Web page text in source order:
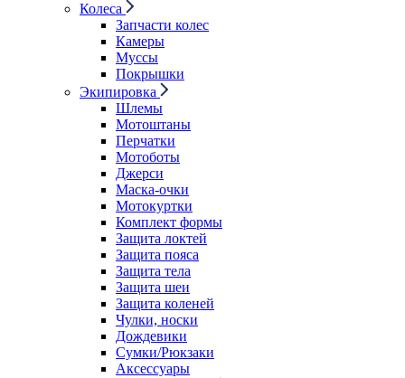
Колеса
Запчасти колес
Камеры
Муссы
Покрышки
Экипировка
Шлемы
Мотоштаны
Перчатки
Мотоботы
Джерси
Маска-очки
Мотокуртки
Комплект формы
Защита локтей
Защита пояса
Защита тела
Защита шеи
Защита коленей
Чулки, носки
Дождевики
Сумки/Рюкзаки
Аксессуары